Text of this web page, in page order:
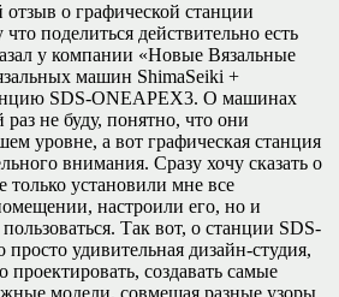
о графической станции
поделиться действительно есть
у компании «Новые Вязальные
машин ShimaSeiki +
SDS-ONEAPEX3. О машинах
не буду, понятно, что они
уровне, а вот графическая станция
внимания. Сразу хочу сказать о
только установили мне все
настроили его, но и
Так вот, о станции SDS-
удивительная дизайн-студия,
создавать самые